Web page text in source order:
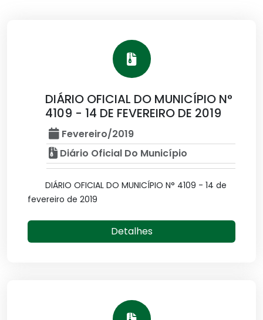
DIÁRIO OFICIAL DO MUNICÍPIO N°
4109 - 14 DE FEVEREIRO DE 2019
Fevereiro/2019
Diário Oficial Do Município
DIÁRIO OFICIAL DO MUNICÍPIO N° 4109 - 14 de
fevereiro de 2019
Detalhes